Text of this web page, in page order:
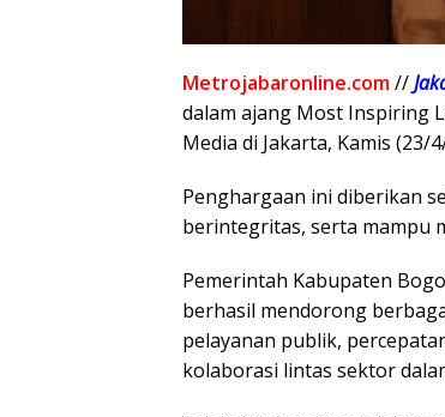
Metrojabaronline.com//
dalam ajang Most Inspiring
Media di Jakarta, Kamis (23/
Penghargaan ini diberikan
berintegritas, serta mampu
Pemerintah Kabupaten
berhasil mendorong
pelayanan publik,
kolaborasi lintas sektor